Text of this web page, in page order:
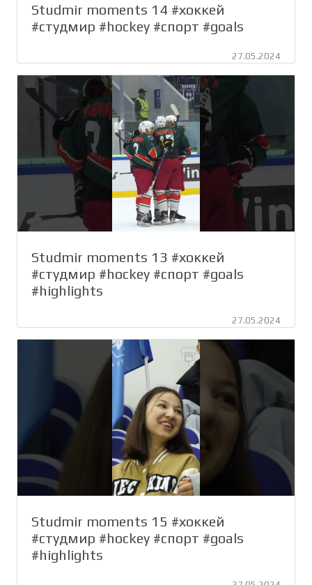
Studmir moments 14 #хоккей
#студмир #hockey #спорт #goals
27.05.2024
Studmir moments 13 #хоккей
#студмир #hockey #спорт #goals
#highlights
27.05.2024
Studmir moments 15 #хоккей
#студмир #hockey #спорт #goals
#highlights